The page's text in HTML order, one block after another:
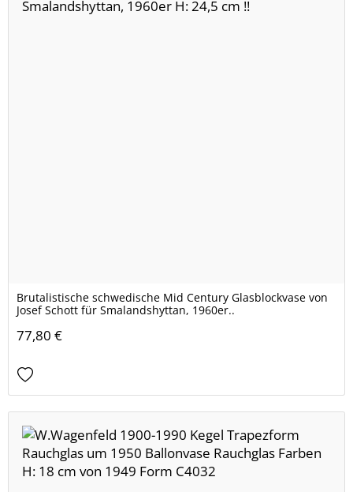
Brutalistische schwedische Mid Century Glasblockvase von
Josef Schott für Smalandshyttan, 1960er..
77,80 €